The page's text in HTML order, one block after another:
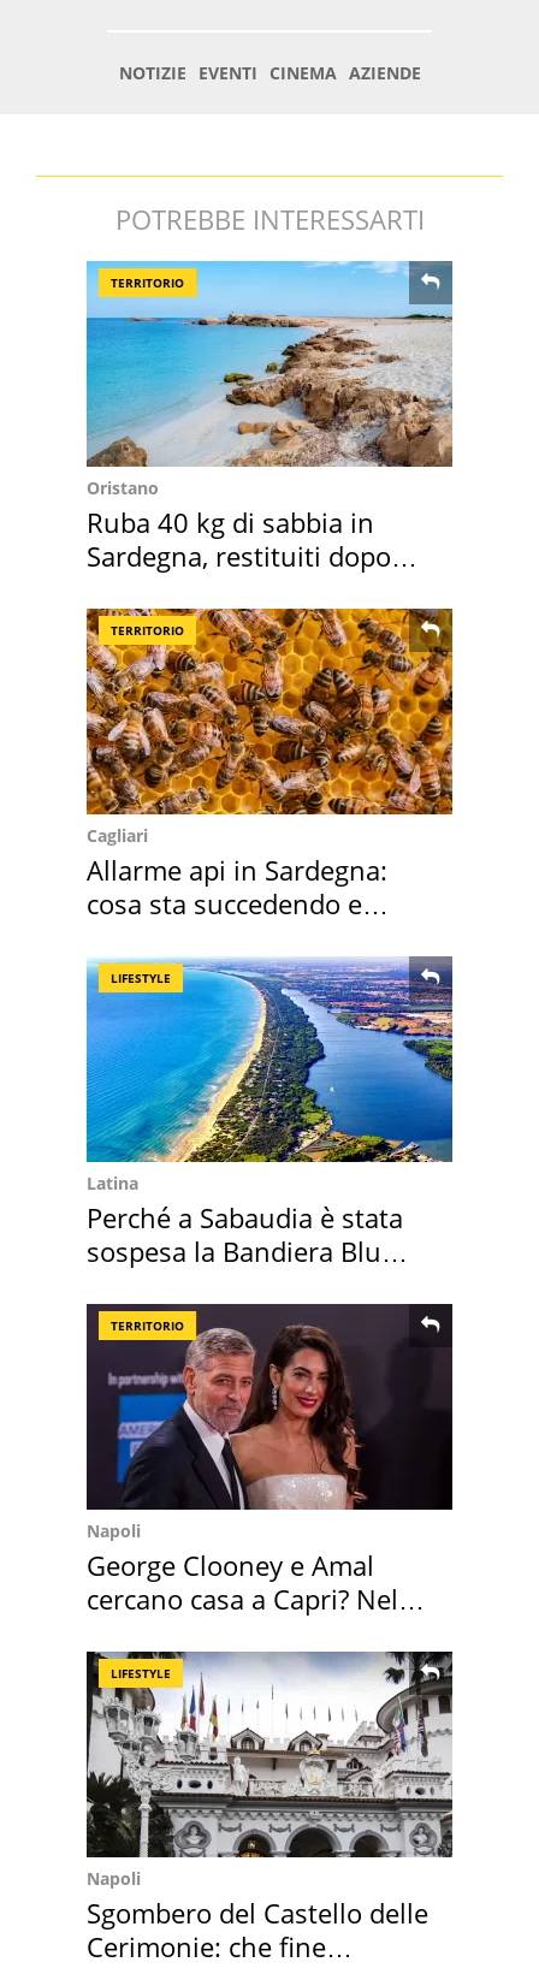
POTREBBE INTERESSARTI
TERRITORIO
Oristano
Ruba 40 kg di sabbia in
Sardegna, restituiti dopo
TERRITORIO
Cagliari
Allarme api in Sardegna:
cosa sta succedendo e
LIFESTYLE
Latina
Perché a Sabaudia è stata
sospesa la Bandiera Blu
TERRITORIO
Napoli
George Clooney e Amal
cercano casa a Capri? Nel
LIFESTYLE
Napoli
Sgombero del Castello delle
Cerimonie: che fine